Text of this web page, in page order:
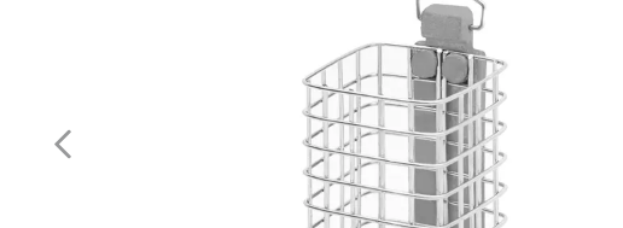
biminitop
9.
mulineta
. extensie